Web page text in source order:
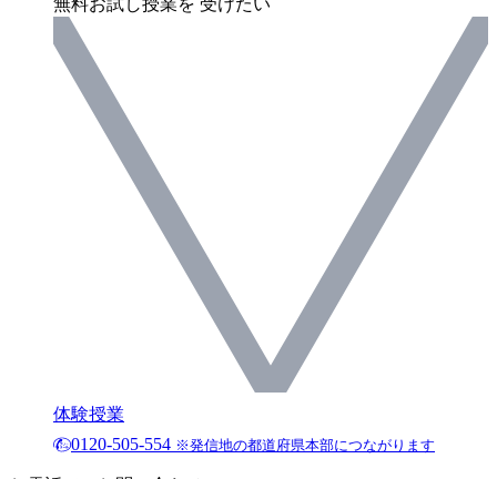
体験授業
0120-505-554 ※発信地の都道府県本部につながります